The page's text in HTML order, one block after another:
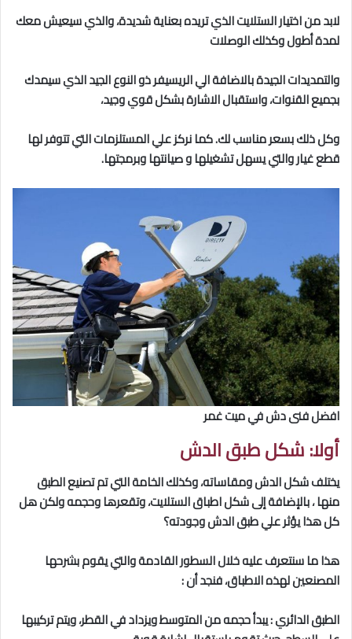
لابد من اختيار الستلايت الذي تريده بعناية شديدة، والذي سيعيش معك
لمدة أطول وكذلك الوصلات
والتمديدات الجيدة بالاضافة الي الريسيفر ذو النوع الجيد الذي سيمدك
بجميع القنوات، واستقبال الاشارة بشكل قوي وجيد،
وكل ذلك بسعر مناسب لك. كما نركز علي المستلزمات التي تتوفر لها
قطع غيار والتي يسهل تشغيلها و صيانتها وبرمجتها.
افضل فنى دش في ميت غمر
أولا:شكل طبق الدش
يختلف شكل الدش ومقاساته، وكذلك الخامة التي تم تصنيع الطبق
منها ، بالإضافة إلى شكل اطباق الستلايت، وتقعرها وحجمه ولكن هل
كل هذا يؤثر علي طبق الدش وجودته؟
هذا ما سنتعرف عليه خلال السطور القادمة والتي يقوم بشرحها
المصنعين لهذه الاطباق، فنجد أن :
الطبق الدائري : يبدأ حجمه من المتوسط ويزداد في القطر، ويتم تركيبها